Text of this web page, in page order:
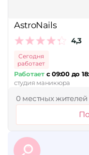
AstroNails
4,3
Сегодня
работает
Работаетс 09:00 до
студия маникюра
0 местных